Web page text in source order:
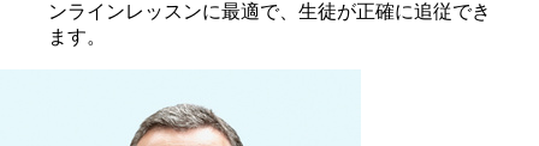
ンラインレッスンに最適で、生徒が正確に追従でき
ます。